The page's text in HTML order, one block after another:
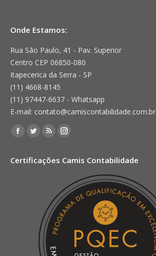
Onde Estamos:
Rua São Paulo, 41 - Pav. Superior
Centro CEP 06850-080
Itapecerica da Serra - SP
(11) 4668-8145
(11) 97447-6637 - Whatsapp
E-mail: contato@camiscontabilidade.com.br
Encontre-nos em:
Facebook
opens
Twitter
opens
window
Rss
opens
new
window
Instagram
opens
new
window
Certificações Camis Contabilidade